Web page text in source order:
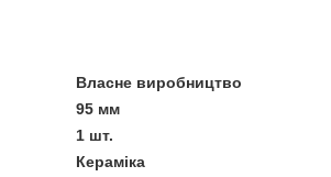
Власне виробництво
95 мм
1 шт.
Кераміка